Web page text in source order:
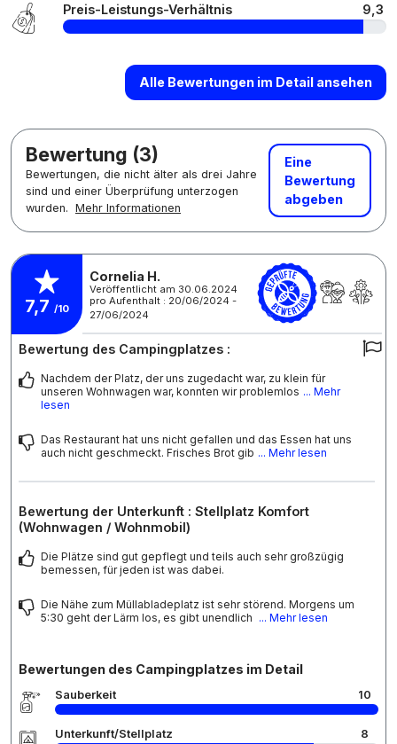
Preis-Leistungs-Verhältnis 9,3
Alle Bewertungen im Detail ansehen
Bewertung (3)
Bewertungen, die nicht älter als drei Jahre
sind und einer Überprüfung unterzogen
wurden. Mehr Informationen
Eine
Bewertung
abgeben
7,7 /10
Cornelia H.
Veröffentlicht am 30.06.2024
pro Aufenthalt : 20/06/2024 -
27/06/2024
Bewertung des Campingplatzes :
Nachdem der Platz, der uns zugedacht war, zu klein für
unseren Wohnwagen war, konnten wir problemlos ... Mehr
lesen
Das Restaurant hat uns nicht gefallen und das Essen hat uns
auch nicht geschmeckt. Frisches Brot gib ... Mehr lesen
Bewertung der Unterkunft : Stellplatz Komfort
(Wohnwagen / Wohnmobil)
Die Plätze sind gut gepflegt und teils auch sehr großzügig
bemessen, für jeden ist was dabei.
Die Nähe zum Müllabladeplatz ist sehr störend. Morgens um
5:30 geht der Lärm los, es gibt unendlich ... Mehr lesen
Bewertungen des Campingplatzes im Detail
Sauberkeit 10
Unterkunft/Stellplatz 8